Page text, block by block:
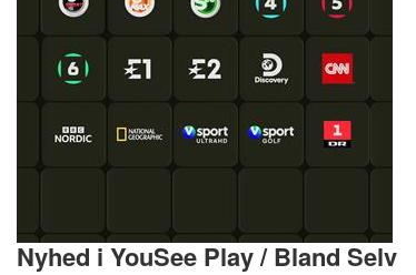
Nyhed i YouSee Play / Bland Selv